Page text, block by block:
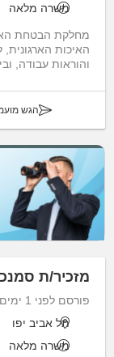
משרה מלאה
מחלקת הבטחת
האיכות
והוראות עבודה,
הגש
מזכיר/ת
פורסם לפני 1 ימים
תל אביב יפו
משרה מלאה